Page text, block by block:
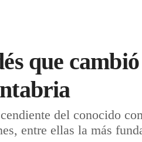
que
del conocido
entre ellas la más